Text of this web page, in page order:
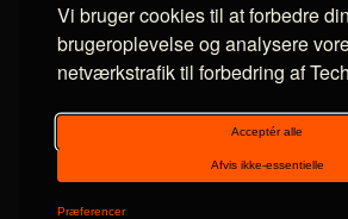
Vi bruger cookies til at forbedre din
brugeroplevelse og analysere
netværkstrafik til forbedring af